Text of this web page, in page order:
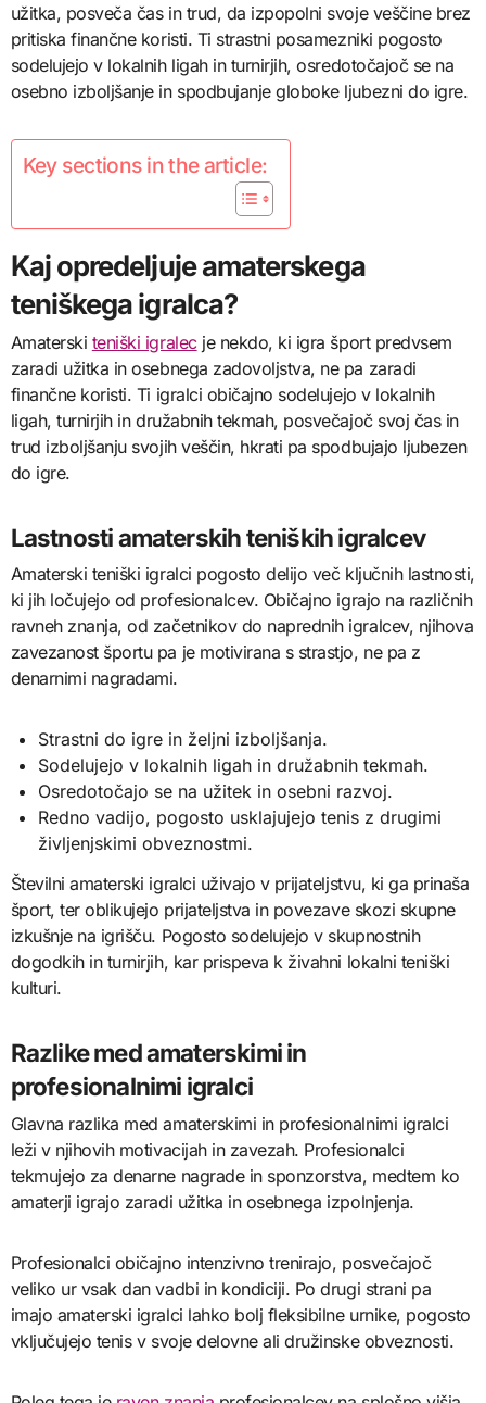
užitka, posveča čas in trud, da izpopolni svoje veščine brez
pritiska finančne koristi. Ti strastni posamezniki pogosto
sodelujejo v lokalnih ligah in turnirjih, osredotočajoč se na
osebno izboljšanje in spodbujanje globoke ljubezni do igre.
Key sections in the article:
Kaj opredeljuje amaterskega
teniškega igralca?
Amaterski teniški igralecje nekdo, ki igra šport predvsem
zaradi užitka in osebnega zadovoljstva, ne pa zaradi
finančne koristi. Ti igralci običajno sodelujejo v lokalnih
ligah, turnirjih in družabnih tekmah, posvečajoč svoj čas in
trud izboljšanju svojih veščin, hkrati pa spodbujajo ljubezen
do igre.
Lastnosti amaterskih teniških igralcev
Amaterski teniški igralci pogosto delijo več ključnih lastnosti,
ki jih ločujejo od profesionalcev. Običajno igrajo na različnih
ravneh znanja, od začetnikov do naprednih igralcev, njihova
zavezanost športu pa je motivirana s strastjo, ne pa z
denarnimi nagradami.
Strastni do igre in željni izboljšanja.
Sodelujejo v lokalnih ligah in družabnih tekmah.
Osredotočajo se na užitek in osebni razvoj.
Redno vadijo, pogosto usklajujejo tenis z drugimi
življenjskimi obveznostmi.
Številni amaterski igralci uživajo v prijateljstvu, ki ga prinaša
šport, ter oblikujejo prijateljstva in povezave skozi skupne
izkušnje na igrišču. Pogosto sodelujejo v skupnostnih
dogodkih in turnirjih, kar prispeva k živahni lokalni teniški
kulturi.
Razlike med amaterskimi in
profesionalnimi igralci
Glavna razlika med amaterskimi in profesionalnimi igralci
leži v njihovih motivacijah in zavezah. Profesionalci
tekmujejo za denarne nagrade in sponzorstva, medtem ko
amaterji igrajo zaradi užitka in osebnega izpolnjenja.
Profesionalci običajno intenzivno trenirajo, posvečajoč
veliko ur vsak dan vadbi in kondiciji. Po drugi strani pa
imajo amaterski igralci lahko bolj fleksibilne urnike, pogosto
vključujejo tenis v svoje delovne ali družinske obveznosti.